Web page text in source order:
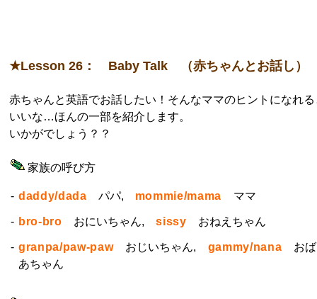
★Lesson 26： Baby Talk （赤ちゃんとお話し）
赤ちゃんと英語でお話したい！そんなママのヒントになれる
いいな…ほんの一部を紹介します。
いかがでしょう？？
家族の呼び方
- daddy/dada パパ, mommie/mama ママ
- bro-bro おにいちゃん,sissy おねえちゃん
- granpa/paw-paw おじいちゃん, gammy/nana おば
あちゃん